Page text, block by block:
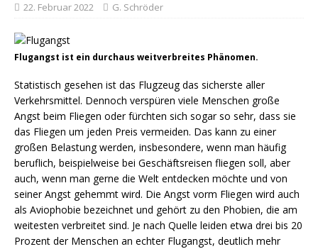
22. Februar 2022 G. Schröder
Flugangst ist ein durchaus weitverbreites Phänomen.
Statistisch gesehen ist das Flugzeug das sicherste aller
Verkehrsmittel. Dennoch verspüren viele Menschen große
Angst beim Fliegen oder fürchten sich sogar so sehr, dass sie
das Fliegen um jeden Preis vermeiden. Das kann zu einer
großen Belastung werden, insbesondere, wenn man häufig
beruflich, beispielweise bei Geschäftsreisen fliegen soll, aber
auch, wenn man gerne die Welt entdecken möchte und von
seiner Angst gehemmt wird. Die Angst vorm Fliegen wird auch
als Aviophobie bezeichnet und gehört zu den Phobien, die am
weitesten verbreitet sind. Je nach Quelle leiden etwa drei bis 20
Prozent der Menschen an echter Flugangst, deutlich mehr